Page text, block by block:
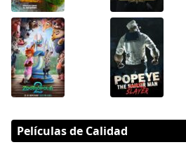
Películas de Calidad